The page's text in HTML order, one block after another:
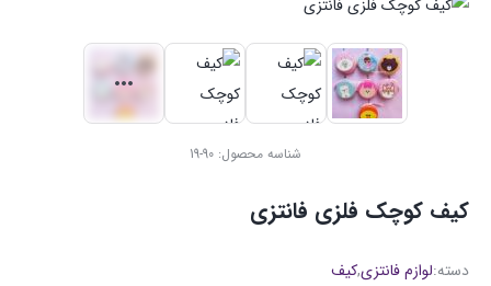
شناسه محصول: 90-19
کیف کوچک فلزی فانتزی
دسته:لوازم فانتزی,کیف